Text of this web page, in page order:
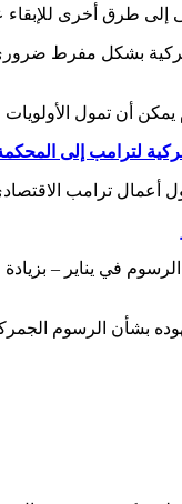
إلى طرق أخرى
بشكل مفرط ضروري
أن تمول الأولويات
لترامب إلى المحكمة
ترامب
بشأن الرسوم